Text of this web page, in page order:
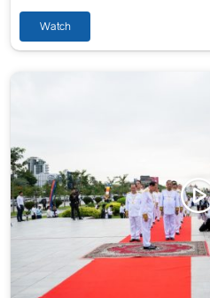
Watch